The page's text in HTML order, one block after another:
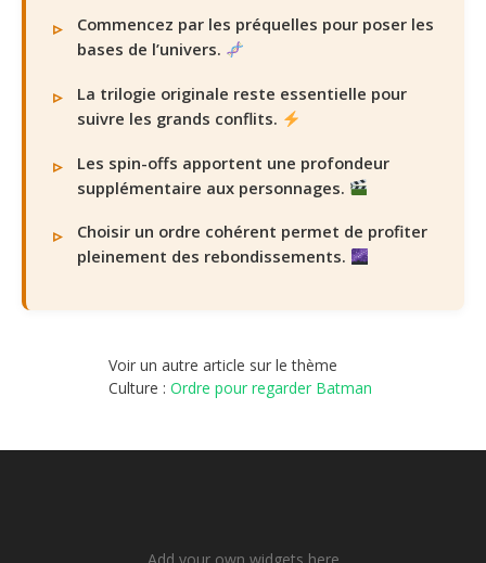
Commencez par les préquelles pour poser les
bases de l’univers.
La trilogie originale reste essentielle pour
suivre les grands conflits.
Les spin-offs apportent une profondeur
supplémentaire aux personnages.
Choisir un ordre cohérent permet de profiter
pleinement des rebondissements.
Voir un autre article sur le thème
Culture : Ordre pour regarder Batman